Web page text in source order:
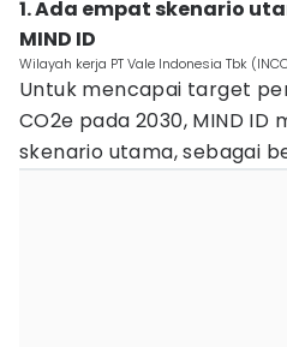
1. Ada empat skenario
MIND ID
Wilayah kerja PT Vale Indonesia Tbk
Untuk mencapai target
CO2e pada 2030, MIND
skenario utama, sebagai